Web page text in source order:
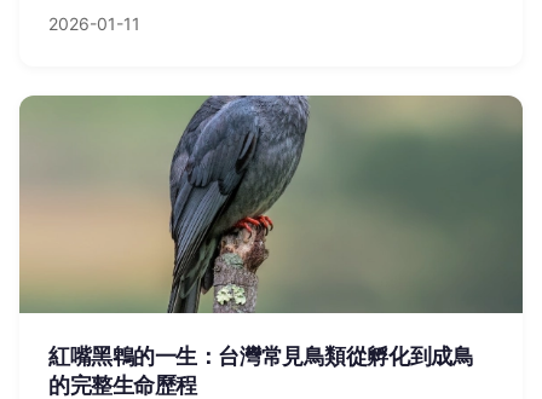
2026-01-11
紅嘴黑鵯的一生：台灣常見鳥類從孵化到成鳥
的完整生命歷程